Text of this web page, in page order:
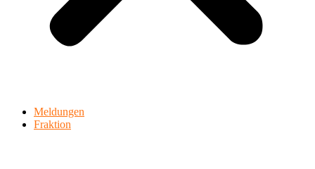
Meldungen
Fraktion